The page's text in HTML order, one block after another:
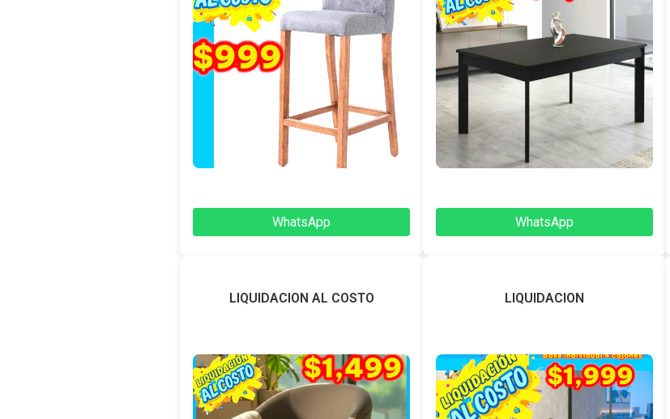
WhatsApp WhatsApp
LIQUIDACION AL COSTO LIQUIDACION